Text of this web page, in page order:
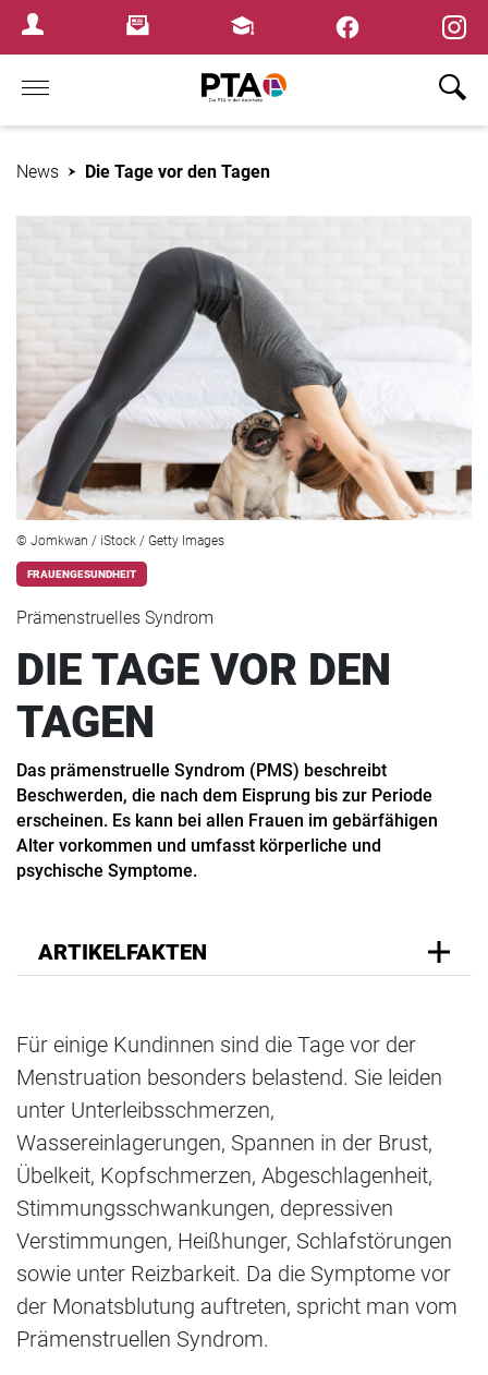
Login MenuNewsletterFortbildungen
Home
News Die Tage vor den Tagen
© Jomkwan / iStock / Getty Images
FRAUENGESUNDHEIT
Prämenstruelles Syndrom
DIE TAGE VOR DEN
TAGEN
Das prämenstruelle Syndrom (PMS) beschreibt
Beschwerden, die nach dem Eisprung bis zur Periode
erscheinen. Es kann bei allen Frauen im gebärfähigen
Alter vorkommen und umfasst körperliche und
psychische Symptome.
ARTIKELFAKTEN
Für einige Kundinnen sind die Tage vor der
Menstruation besonders belastend. Sie leiden
unter Unterleibsschmerzen,
Wassereinlagerungen, Spannen in der Brust,
Übelkeit, Kopfschmerzen, Abgeschlagenheit,
Stimmungsschwankungen, depressiven
Verstimmungen, Heißhunger, Schlafstörungen
sowie unter Reizbarkeit. Da die Symptome vor
der Monatsblutung auftreten, spricht man vom
Prämenstruellen Syndrom.
×